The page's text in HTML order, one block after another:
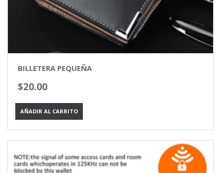
BILLETERA PEQUEÑA
$20.00
AÑADIR AL CARRITO